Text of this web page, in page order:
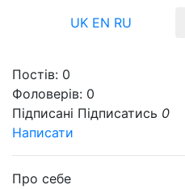
UK EN RU
Постів: 0
Фоловерів: 0
Підписані Підписатись 0
Написати
Про себе